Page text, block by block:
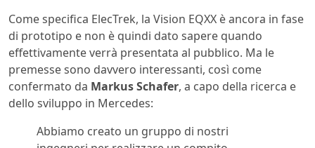
Come specifica ElecTrek, la Vision EQXX è ancora in fase
di prototipo e non è quindi dato sapere quando
effettivamente verrà presentata al pubblico. Ma le
premesse sono davvero interessanti, così come
confermato da Markus Schafer, a capo della ricerca e
dello sviluppo in Mercedes:
Abbiamo creato un gruppo di nostri